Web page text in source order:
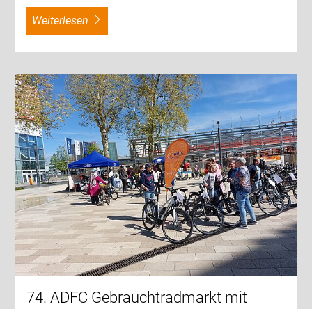
weiterlesen
74. ADFC Gebrauchtradmarkt mit